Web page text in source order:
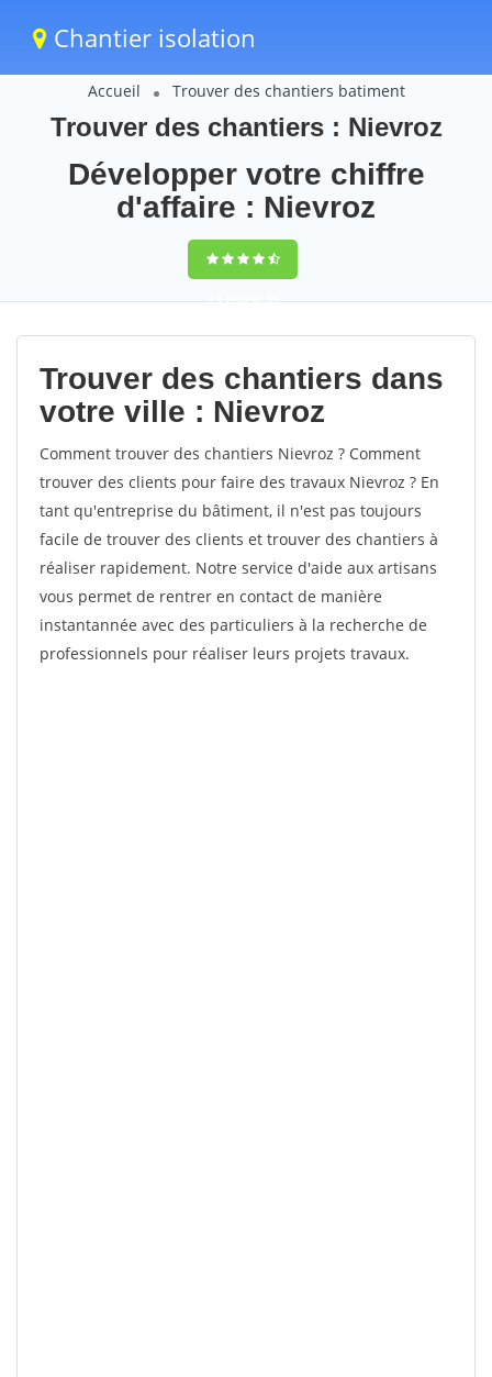
Chantier isolation
Accueil Trouver des chantiers batiment
Trouver des chantiers : Nievroz
Développer votre chiffre
d'affaire : Nievroz
9,5(100%)59
votes
Trouver des chantiers dans
votre ville : Nievroz
Comment trouver des chantiers Nievroz ? Comment
trouver des clients pour faire des travaux Nievroz ? En
tant qu'entreprise du bâtiment, il n'est pas toujours
facile de trouver des clients et trouver des chantiers à
réaliser rapidement. Notre service d'aide aux artisans
vous permet de rentrer en contact de manière
instantannée avec des particuliers à la recherche de
professionnels pour réaliser leurs projets travaux.